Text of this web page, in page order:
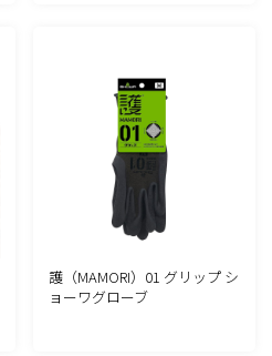
護（MAMORI）01 グリップ シ
ョーワグローブ